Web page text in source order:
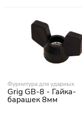
Фурнитура для ударных
Grig GB-8 - Гайка-
барашек 8мм